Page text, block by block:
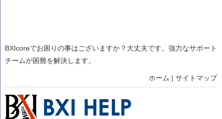
BXIcoreでお困りの事はございますか？大丈夫です。強力なサポート
チームが困難を解決します。
ホーム | サイトマップ